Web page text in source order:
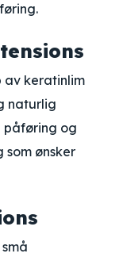
av keratinlim
naturlig
påføring og
som ønsker